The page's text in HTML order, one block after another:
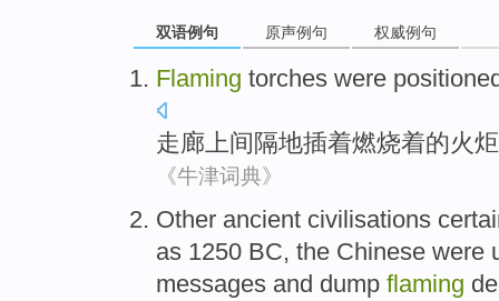
双语例句 原声例句 权威例句
Flaming torches were
走廊上间隔地插着燃烧着的火炬
《牛津词典》
Other ancient civilisations
as 1250 BC, the Chinese were
messages and dump flaming